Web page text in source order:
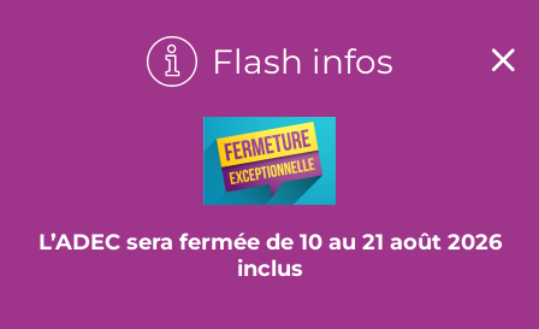
Flash infos
L’ADEC sera fermée de 10 au 21 août 2026
inclus